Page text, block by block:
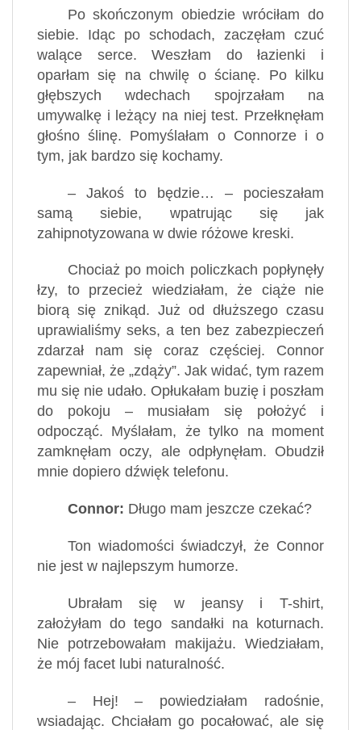
Po skończonym obiedzie wróciłam do
siebie. Idąc po schodach, zaczęłam czuć
walące serce. Weszłam do łazienki i
oparłam się na chwilę o ścianę. Po kilku
głębszych wdechach spojrzałam na
umywalkę i leżący na niej test. Przełknęłam
głośno ślinę. Pomyślałam o Connorze i o
tym, jak bardzo się kochamy.
– Jakoś to będzie… – pocieszałam
samą siebie, wpatrując się jak
zahipnotyzowana w dwie różowe kreski.
Chociaż po moich policzkach popłynęły
łzy, to przecież wiedziałam, że ciąże nie
biorą się znikąd. Już od dłuższego czasu
uprawialiśmy seks, a ten bez zabezpieczeń
zdarzał nam się coraz częściej. Connor
zapewniał, że „zdąży”. Jak widać, tym razem
mu się nie udało. Opłukałam buzię i poszłam
do pokoju – musiałam się położyć i
odpocząć. Myślałam, że tylko na moment
zamknęłam oczy, ale odpłynęłam. Obudził
mnie dopiero dźwięk telefonu.
Connor: Długo mam jeszcze czekać?
Ton wiadomości świadczył, że Connor
nie jest w najlepszym humorze.
Ubrałam się w jeansy i T-shirt,
założyłam do tego sandałki na koturnach.
Nie potrzebowałam makijażu. Wiedziałam,
że mój facet lubi naturalność.
– Hej! – powiedziałam radośnie,
wsiadając. Chciałam go pocałować, ale się